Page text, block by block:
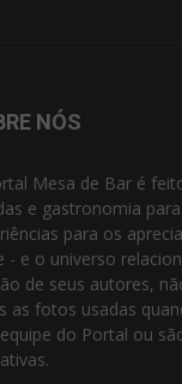
NÓS
Mesa de Bar é
e gastronomia
para os
- e o universo
de seus autores,
as fotos usadas
do Portal ou